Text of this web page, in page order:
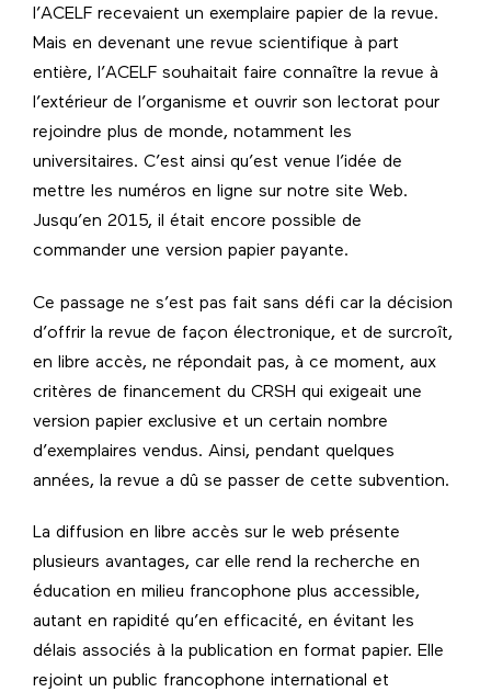
l’ACELF recevaient un exemplaire papier de la revue.
Mais en devenant une revue scientifique à part
entière, l’ACELF souhaitait faire connaître la revue à
l’extérieur de l’organisme et ouvrir son lectorat pour
rejoindre plus de monde, notamment les
universitaires. C’est ainsi qu’est venue l’idée de
mettre les numéros en ligne sur notre site Web.
Jusqu’en 2015, il était encore possible de
commander une version papier payante.
Ce passage ne s’est pas fait sans défi car la décision
d’offrir la revue de façon électronique, et de surcroît,
en libre accès, ne répondait pas, à ce moment, aux
critères de financement du CRSH qui exigeait une
version papier exclusive et un certain nombre
d’exemplaires vendus. Ainsi, pendant quelques
années, la revue a dû se passer de cette subvention.
La diffusion en libre accès sur le web présente
plusieurs avantages, car elle rend la recherche en
éducation en milieu francophone plus accessible,
autant en rapidité qu’en efficacité, en évitant les
délais associés à la publication en format papier. Elle
rejoint un public francophone international et